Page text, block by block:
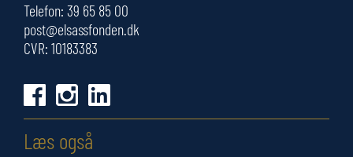
Telefon: 39 65 85 00
post@elsassfonden.dk
CVR: 10183383
Læs også